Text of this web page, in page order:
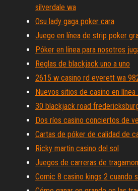
silverdale wa
Osu lady gaga poker cara
Juego en línea de strip poker
Póker en línea para nosotros
Reglas de blackjack uno a uno
2615 w casino rd everett wa
Nuevos sitios de casino en línea
30 blackjack road
Dos ríos casino conciertos de
Cartas de póker de calidad de
Ricky martin casino del sol
Juegos de carreras de
Comic 8 casino kings 2 cuando